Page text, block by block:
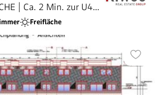
| Ca. 2 Min. zur U4
15 Min. in den 1.
Freifläche